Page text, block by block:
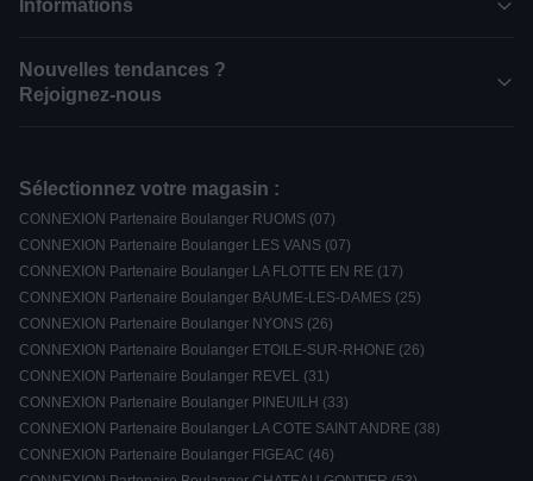
Informations
Nouvelles tendances ?
Rejoignez-nous
Sélectionnez votre magasin :
CONNEXION Partenaire Boulanger RUOMS (07)
CONNEXION Partenaire Boulanger LES VANS (07)
CONNEXION Partenaire Boulanger LA FLOTTE EN RE (17)
CONNEXION Partenaire Boulanger BAUME-LES-DAMES (25)
CONNEXION Partenaire Boulanger NYONS (26)
CONNEXION Partenaire Boulanger ETOILE-SUR-RHONE (26)
CONNEXION Partenaire Boulanger REVEL (31)
CONNEXION Partenaire Boulanger PINEUILH (33)
CONNEXION Partenaire Boulanger LA COTE SAINT ANDRE (38)
CONNEXION Partenaire Boulanger FIGEAC (46)